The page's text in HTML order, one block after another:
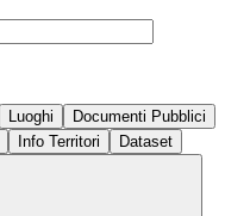
Luoghi
Documenti Pubblici
Info Territori Dataset